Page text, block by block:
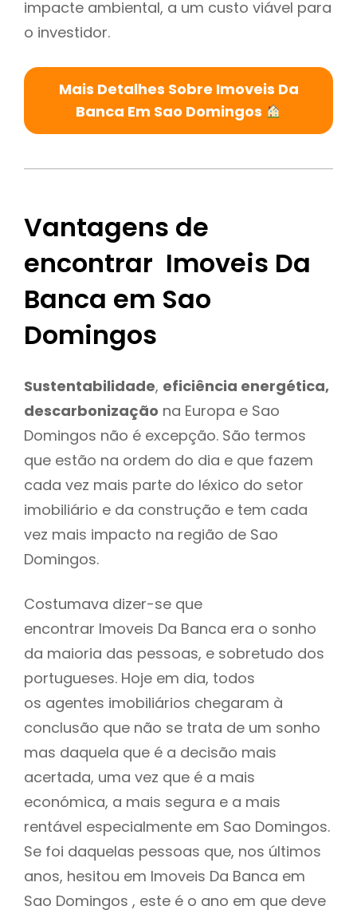
impacte ambiental, a um custo viável para
o investidor.
Mais Detalhes Sobre Imoveis Da
Banca Em Sao Domingos
Vantagens de
encontrar Imoveis Da
Banca em Sao
Domingos
Sustentabilidade, eficiência energética,
descarbonização na Europa e Sao
Domingos não é excepção. São termos
que estão na ordem do dia e que fazem
cada vez mais parte do léxico do setor
imobiliário e da construção e tem cada
vez mais impacto na região de Sao
Domingos.
Costumava dizer-se que
encontrar Imoveis Da Banca era o sonho
da maioria das pessoas, e sobretudo dos
portugueses. Hoje em dia, todos
os agentes imobiliários chegaram à
conclusão que não se trata de um sonho
mas daquela que é a decisão mais
acertada, uma vez que é a mais
económica, a mais segura e a mais
rentável especialmente em Sao Domingos.
Se foi daquelas pessoas que, nos últimos
anos, hesitou em Imoveis Da Banca em
Sao Domingos , este é o ano em que deve